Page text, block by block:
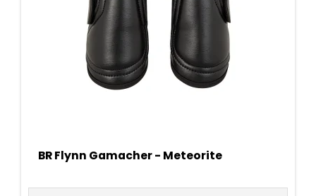
BR Flynn Gamacher - Meteorite